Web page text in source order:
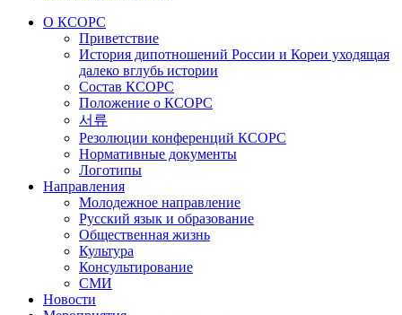
О КСОРС
Приветствие
История дипотношений России и Кореи уходящая
далеко вглубь истории
Состав КСОРС
Положение о КСОРС
서류
Резолюции конференций КСОРС
Нормативные документы
Логотипы
Направления
Молодежное направление
Русский язык и образование
Общественная жизнь
Культура
Консультирование
СМИ
Новости